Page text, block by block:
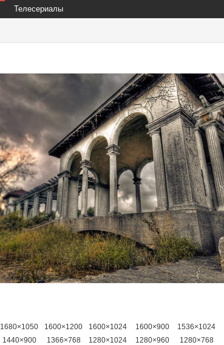
Телесериалы
1680×1050 1600×1200 1600×1024 1600×900 1536×1024
1440×900 1366×768 1280×1024 1280×960 1280×768